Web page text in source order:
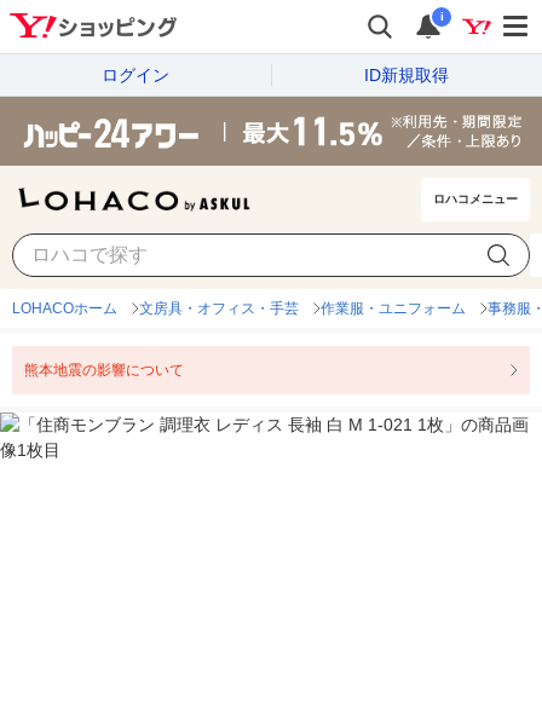
i
ログイン ID新規取得
ロハコメニュー
LOHACOホーム 文房具・オフィス・手芸 作業服・ユニフォーム 事務服
熊本地震の影響について